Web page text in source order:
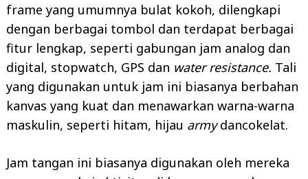
frame yang umumnya bulat kokoh, dilengkapi
dengan berbagai tombol dan terdapat berbagai
fitur lengkap, seperti gabungan jam analog dan
digital, stopwatch, GPS dan water resistance. Tali
yang digunakan untuk jam ini biasanya berbahan
kanvas yang kuat dan menawarkan warna-warna
maskulin, seperti hitam, hijau armydancokelat.
Jam tangan ini biasanya digunakan oleh mereka